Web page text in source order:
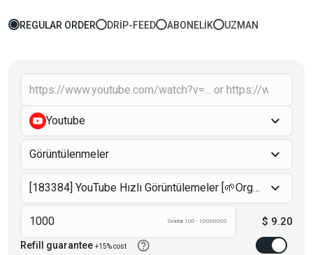
REGULAR ORDER DRIP-FEED ABONELIK UZMAN
Youtube
Görüntülenmeler
[183384] YouTube Hızlı Görüntülemeler [🌱Organik destek] Ultra hızlı
Sınırlar 100 - 10000000 $ 9.20
Refill guarantee +15% cost